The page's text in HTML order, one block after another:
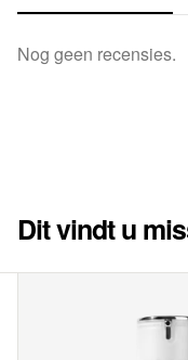
Nog geen recensies.
Dit vindt u